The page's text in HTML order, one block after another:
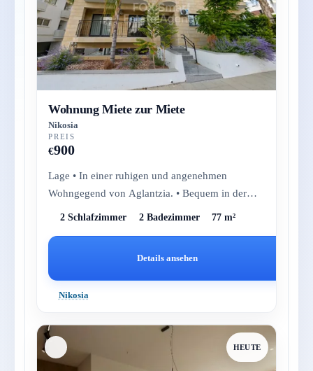
Wohnung Miete zur Miete
Nikosia
PREIS
€900
Lage • In einer ruhigen und angenehmen
Wohngegend von Aglantzia. • Bequem in der
2 Schlafzimmer 2 Badezimmer 77 m²
Details ansehen
Nikosia
HEUTE